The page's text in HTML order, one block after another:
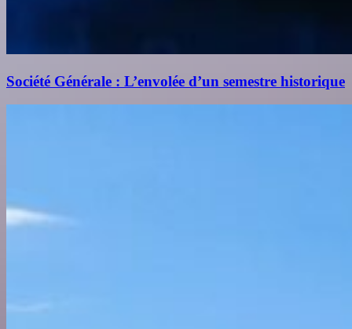
Société Générale : L’envolée d’un semestre historique